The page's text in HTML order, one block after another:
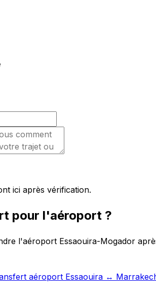
ici après vérification.
pour l'aéroport ?
l'aéroport Essaouira-Mogador
aéroport Essaouira ↔